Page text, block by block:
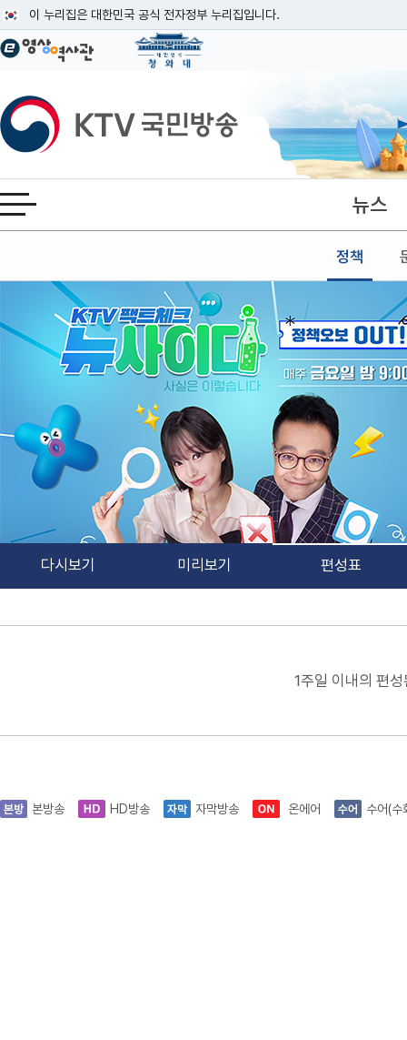
이 누리집은 대한민국 공식 전자정부 누리집입니다.
공식 누리집 주소 확인하기
이밖에 or.kr 또는 .kr등 다른 도메인 주소를 사용하고 있다면 아래 URL에서
운영중인 공식 누리집보기
KTV국민방송
전체메뉴 열기 뉴스
정책
본문
다시보기 미리보기 편성표
1주일 이내의 편
본방송 HD방송 자막방송 온에어 수어(수